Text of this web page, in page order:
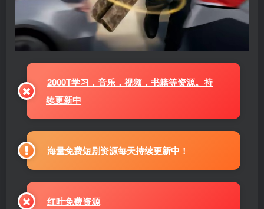
2000T学习，音乐，视频，书籍等资源。持
续更新中
海量免费短剧资源每天持续更新中！
红叶免费资源